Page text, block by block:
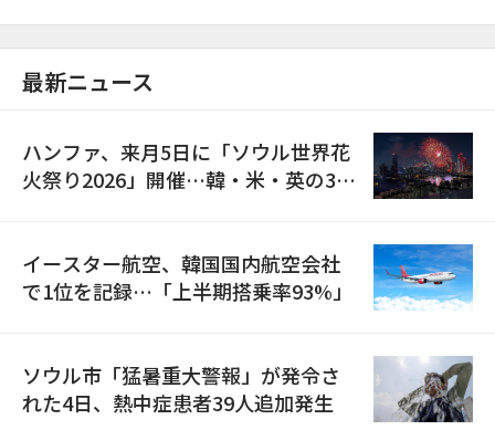
最新ニュース
ハンファ、来月5日に「ソウル世界花
火祭り2026」開催…韓・米・英の3カ
イースター航空、韓国国内航空会社
で1位を記録…「上半期搭乗率93%」
ソウル市「猛暑重大警報」が発令さ
れた4日、熱中症患者39人追加発生